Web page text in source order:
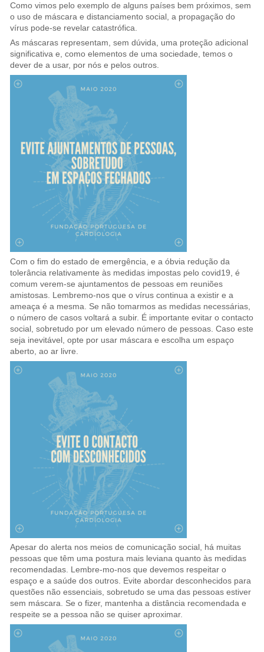
Como vimos pelo exemplo de alguns países bem próximos, sem
o uso de máscara e distanciamento social, a propagação do
vírus pode-se revelar catastrófica.
As máscaras representam, sem dúvida, uma proteção adicional
significativa e, como elementos de uma sociedade, temos o
dever de a usar, por nós e pelos outros.
Com o fim do estado de emergência, e a óbvia redução da
tolerância relativamente às medidas impostas pelo covid19, é
comum verem-se ajuntamentos de pessoas em reuniões
amistosas. Lembremo-nos que o vírus continua a existir e a
ameaça é a mesma. Se não tomarmos as medidas necessárias,
o número de casos voltará a subir. É importante evitar o contacto
social, sobretudo por um elevado número de pessoas. Caso este
seja inevitável, opte por usar máscara e escolha um espaço
aberto, ao ar livre.
Apesar do alerta nos meios de comunicação social, há muitas
pessoas que têm uma postura mais leviana quanto às medidas
recomendadas. Lembre-mo-nos que devemos respeitar o
espaço e a saúde dos outros. Evite abordar desconhecidos para
questões não essenciais, sobretudo se uma das pessoas estiver
sem máscara. Se o fizer, mantenha a distância recomendada e
respeite se a pessoa não se quiser aproximar.